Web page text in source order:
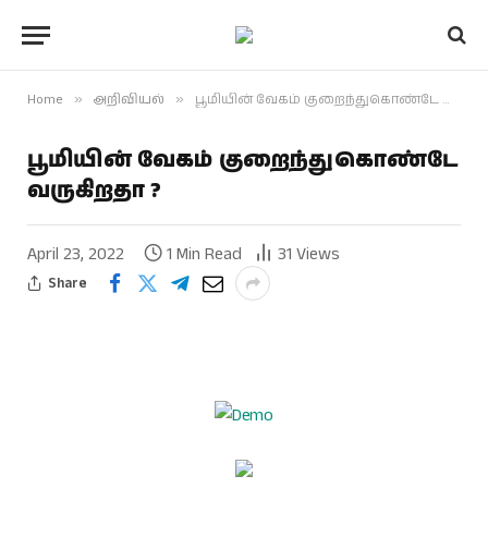
Home » அறிவியல் » பூமியின் வேகம் குறைந்துகொண்டே வருகிறதா ?
பூமியின் வேகம் குறைந்துகொண்டே
வருகிறதா ?
April 23, 2022 1 Min Read 31 Views
Share